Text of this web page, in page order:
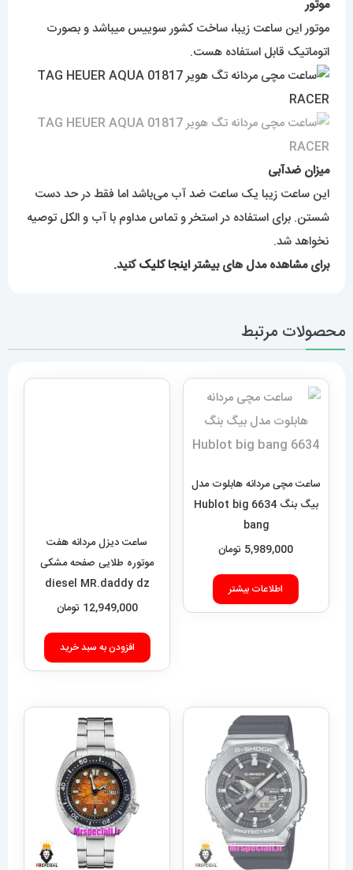
موتور
موتور این ساعت زیبا، ساخت کشور سوییس میباشد و بصورت
اتوماتیک قابل استفاده هست.
میزان ضدآبی
این ساعت زیبا یک ساعت ضد آب می‌باشد اما فقط در حد دست
شستن. برای استفاده در استخر و تماس مداوم با آب و الکل توصیه
نخواهد شد.
برای مشاهده مدل های بیشتراینجا کلیککنید.
محصولات مرتبط
ساعت مچی مردانه هابلوت مدل
بیگ بنگ 6634 Hublot big
bang
5,989,000 تومان
اطلاعات بیشتر
ساعت دیزل مردانه هفت
موتوره طلایی صفحه مشکی
diesel MR.daddy dz
01010
12,949,000 تومان
افزودن به سبد خرید